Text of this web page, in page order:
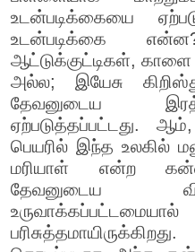
உடன்படிக்கையை
உடன்படிக்கை
ஆட்டுக்குட்டிகள்,
அல்ல; இயேசு
தேவனுடைய
ஏற்படுத்தப்பட்டது.
பெயரில் இந்த உலகில்
மரியாள் என்ற
தேவனுடைய